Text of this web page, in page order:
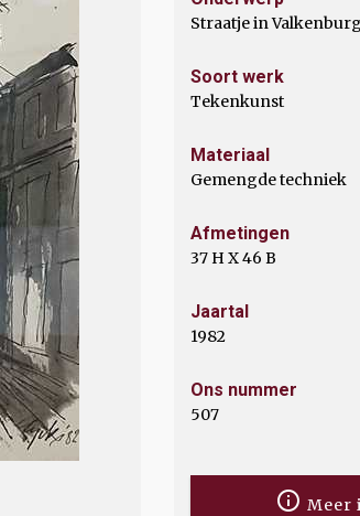
Straatje in Valkenburg
Soort werk
Tekenkunst
Materiaal
Gemengde techniek
Afmetingen
37 H X 46 B
Jaartal
1982
Ons nummer
507
Meer